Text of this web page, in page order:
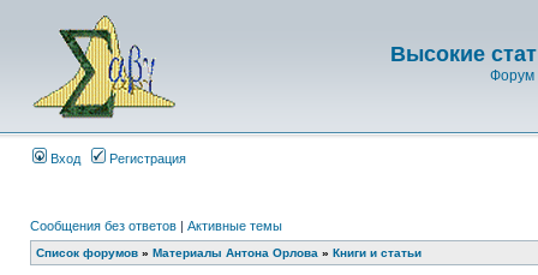
Высокие
Форум
Вход Регистрация
Сообщения без ответов | Активные темы
Список форумов » Материалы Антона Орлова » Книги и статьи